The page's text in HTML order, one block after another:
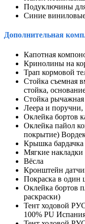
Подуключины
Синие
Дополнительная
Капотная
Кринолины на
Трап кормовой
Стойка съемная
стойка,
Стойка рычажная
Леера и поручни,
Оклейка бортов
Оклейка пайол
покрытие)
Крышка бардачка
Мягкие
Вёсла
Кронштейн
Покраска в один
Оклейка бортов
раскраски)
Тент ходовой
100% PU